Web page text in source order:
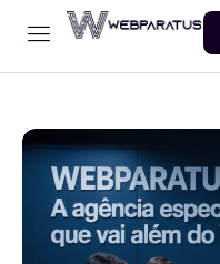
Dev
Produto
Blog
Contato